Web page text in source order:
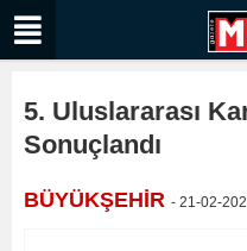
5. Uluslararası
Sonuçlandı
BÜYÜKŞEHİR - 21-02-